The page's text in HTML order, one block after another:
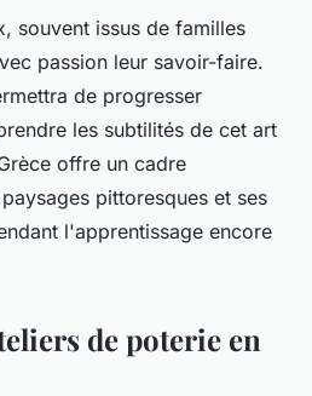
souvent issus de familles
passion leur savoir-faire.
de progresser
les subtilités de cet art
offre un cadre
pittoresques et ses
l'apprentissage encore
de poterie en